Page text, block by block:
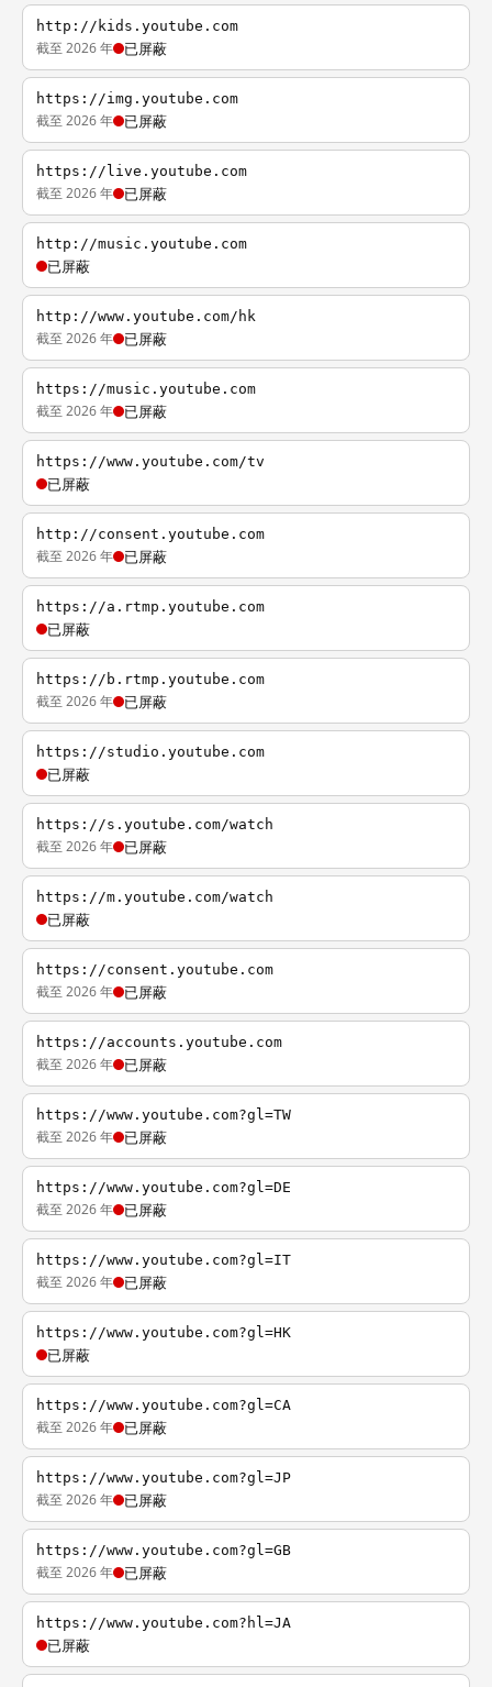
http://kids.youtube.com
截至 2026 年 已屏蔽
https://img.youtube.com
截至 2026 年 已屏蔽
https://live.youtube.com
截至 2026 年 已屏蔽
http://music.youtube.com
已屏蔽
http://www.youtube.com/hk
截至 2026 年 已屏蔽
https://music.youtube.com
截至 2026 年 已屏蔽
https://www.youtube.com/tv
已屏蔽
http://consent.youtube.com
截至 2026 年 已屏蔽
https://a.rtmp.youtube.com
已屏蔽
https://b.rtmp.youtube.com
截至 2026 年 已屏蔽
https://studio.youtube.com
已屏蔽
https://s.youtube.com/watch
截至 2026 年 已屏蔽
https://m.youtube.com/watch
已屏蔽
https://consent.youtube.com
截至 2026 年 已屏蔽
https://accounts.youtube.com
截至 2026 年 已屏蔽
https://www.youtube.com?gl=TW
截至 2026 年 已屏蔽
https://www.youtube.com?gl=DE
截至 2026 年 已屏蔽
https://www.youtube.com?gl=IT
截至 2026 年 已屏蔽
https://www.youtube.com?gl=HK
已屏蔽
https://www.youtube.com?gl=CA
截至 2026 年 已屏蔽
https://www.youtube.com?gl=JP
截至 2026 年 已屏蔽
https://www.youtube.com?gl=GB
截至 2026 年 已屏蔽
https://www.youtube.com?hl=JA
已屏蔽